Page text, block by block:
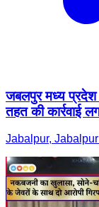
जबलपुर मध्य प्रदेश
तहत की कार्रवाई
Jabalpur,